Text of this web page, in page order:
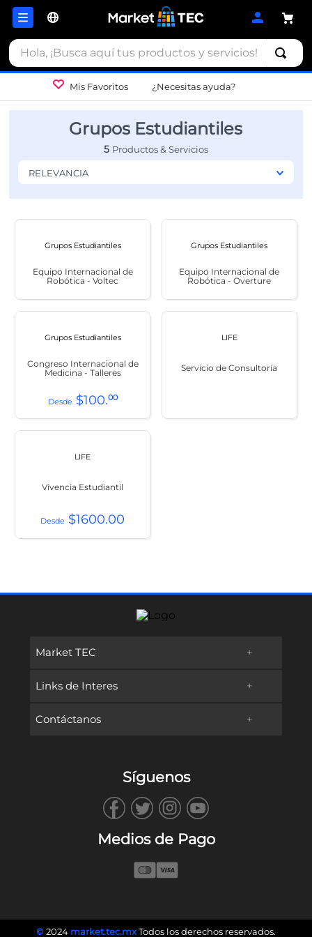
Hola, ¡Busca aquí tus productos y servicios!
Mis Favoritos ¿Necesitas ayuda?
Grupos Estudiantiles
5
RELEVANCIA
Grupos Estudiantiles
Equipo Internacional de
Robótica - Voltec
Grupos Estudiantiles
Equipo Internacional de
Robótica - Overture
Grupos Estudiantiles
Congreso Internacional de
Medicina - Talleres
$100.00
LIFE
Servicio de Consultoría
LIFE
Vivencia Estudiantil
$1600.00
Market TEC +
Promociones
Preguntas frecuentes
Reembolsos & Devoluciones
Links de Interes +
Oferta Educativa
Vida en Campus
Contáctanos +
Síguenos
Medios de Pago
©2024 market.tec.mxTodos los derechos reservados.